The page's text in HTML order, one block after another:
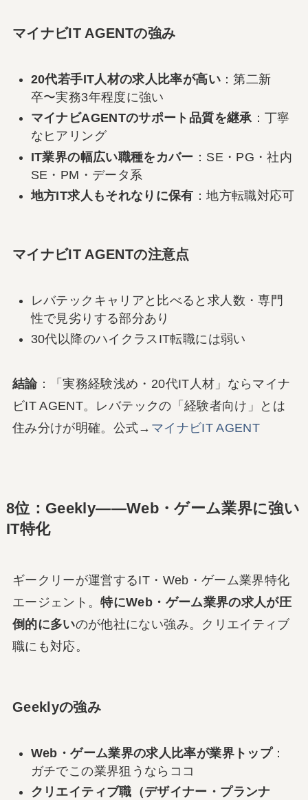
マイナビIT AGENTの強み
20代若手IT人材の求人比率が高い：第二新
卒〜実務3年程度に強い
マイナビAGENTのサポート品質を継承：丁寧
なヒアリング
IT業界の幅広い職種をカバー ：SE・PG・社内
SE・PM・データ系
地方IT求人もそれなりに保有 ：地方転職対応可
マイナビIT AGENTの注意点
レバテックキャリアと比べると求人数・専門
性で見劣りする部分あり
30代以降のハイクラスIT転職には弱い
結論：「実務経験浅め・20代IT人材」ならマイナ
ビIT AGENT。レバテックの「経験者向け」とは
住み分けが明確。公式→ マイナビIT AGENT
8位：Geekly――Web・ゲーム業界に強い
IT特化
ギークリーが運営するIT・Web・ゲーム業界特化
エージェント。特にWeb・ゲーム業界の求人が圧
倒的に多いのが他社にない強み。クリエイティブ
職にも対応。
Geeklyの強み
Web・ゲーム業界の求人比率が業界トップ：
ガチでこの業界狙うならココ
クリエイティブ職（デザイナー・プランナ